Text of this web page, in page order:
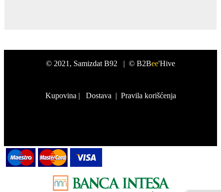
© 2021 , Samizdat B92 | © B2Bee'Hive
Kupovina | Dostava | Pravila korišćenja